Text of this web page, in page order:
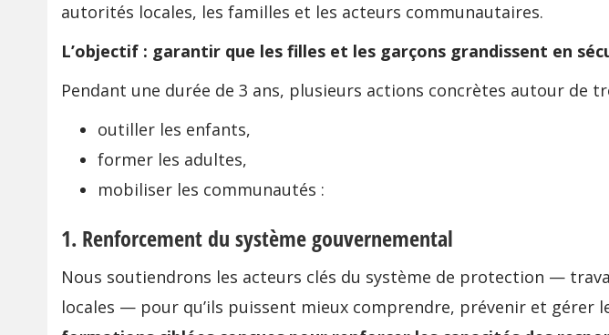
autorités locales, les familles et les acteurs communautaires.
L’objectif : garantir que les filles et les garçons grandissent en
Pendant une durée de 3 ans, plusieurs actions concrètes autour de
outiller les enfants,
former les adultes,
mobiliser les communautés :
1. Renforcement du système gouvernemental
Nous soutiendrons les acteurs clés du système de protection —
locales — pour qu’ils puissent mieux comprendre, prévenir et gérer